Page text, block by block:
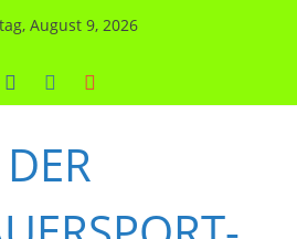
August 9, 2026
DER